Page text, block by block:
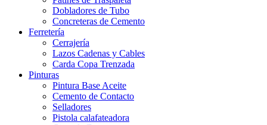
Dobladores de Tubo
Concreteras de Cemento
Ferretería
Cerrajería
Lazos Cadenas y Cables
Carda Copa Trenzada
Pinturas
Pintura Base Aceite
Cemento de Contacto
Selladores
Pistola calafateadora